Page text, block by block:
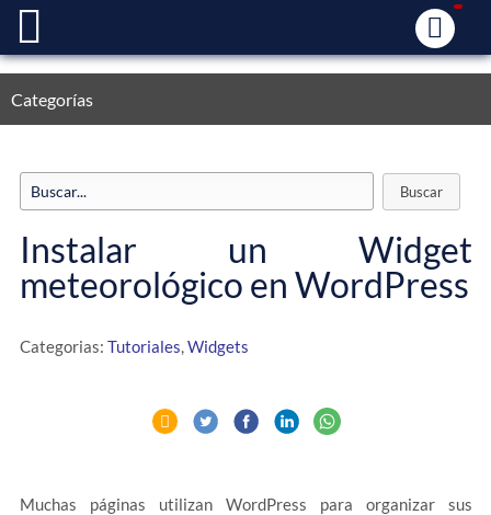
Categorías
Instalar un Widget
meteorológico en WordPress
Categorias: Tutoriales,Widgets
Muchas páginas utilizan WordPress para organizar sus